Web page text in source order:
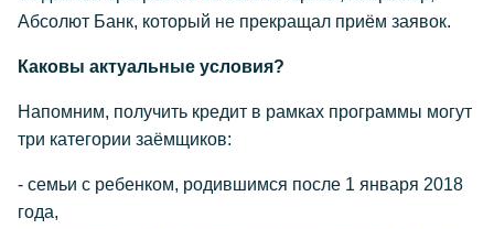
Абсолют Банк, который не прекращал приём заявок.
Каковы актуальные условия?
Напомним, получить кредит в рамках программы могут
три категории заёмщиков:
- семьи с ребенком, родившимся после 1 января 2018
года,